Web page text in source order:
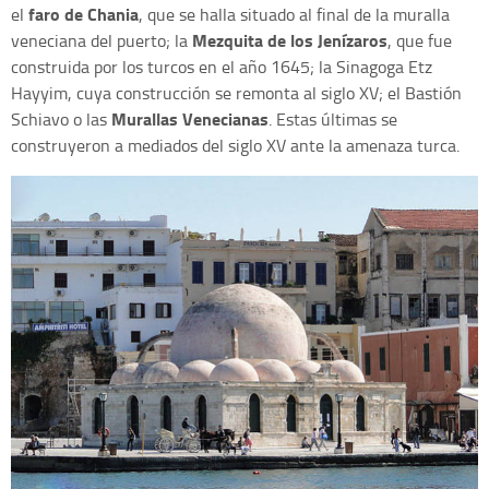
el faro de Chania, que se halla situado al final de la muralla
veneciana del puerto; la Mezquita de los Jenízaros, que fue
construida por los turcos en el año 1645; la Sinagoga Etz
Hayyim, cuya construcción se remonta al siglo XV; el Bastión
Schiavo o las Murallas Venecianas. Estas últimas se
construyeron a mediados del siglo XV ante la amenaza turca.